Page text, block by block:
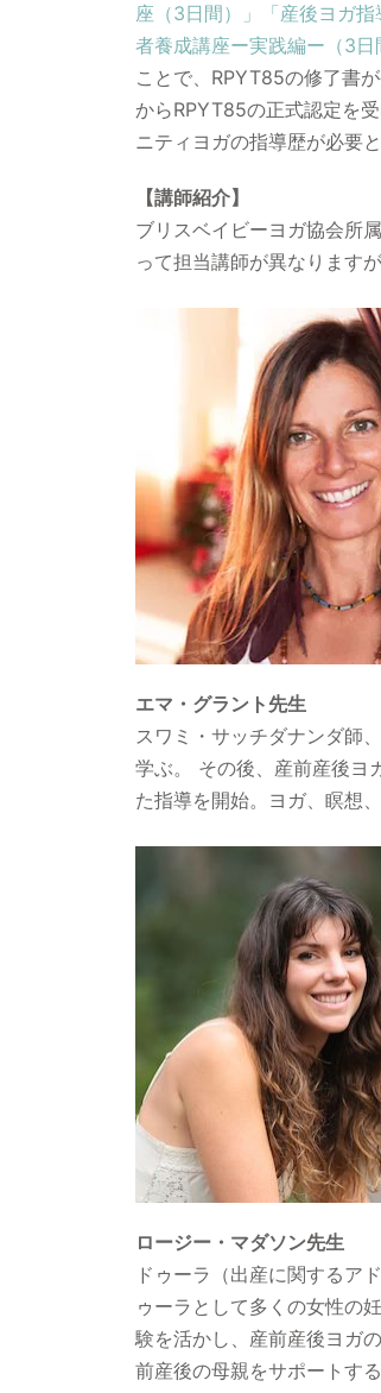
座（3日間）」
「産後ヨガ
者養成講座ー実践編ー（3日
ことで、RPYT85の修了書
からRPYT85の正式認定を
ニティヨガの指導歴が必要
【講師紹介】
ブリスベイビーヨガ協会所
って担当講師が異なります
エマ・グラント先生
スワミ・サッチダナンダ師
学ぶ。 その後、産前産後ヨ
た指導を開始。ヨガ、瞑想
ロージー・マダソン先生
ドゥーラ（出産に関するア
ゥーラとして多くの女性の
験を活かし、産前産後ヨガ
前産後の母親をサポートす